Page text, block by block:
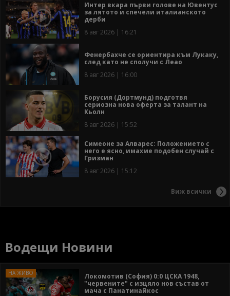
Интер вкара първи голове на Ювентус
за лятото и спечели италианското
дерби
8 авг 2026 | 16:21
Фенербахче се ориентира към Лукаку,
след като не сполучи с Леао
8 авг 2026 | 16:00
Борусия (Дортмунд) подготвя
сериозна нова оферта за талант на
Кьолн
8 авг 2026 | 15:52
Симеоне за Алварес: Положението с
него е ясно, имахме подобен случай с
Гризман
8 авг 2026 | 15:12
Виж всички
Водещи Новини
Локомотив (София) 0:0 ЦСКА 1948,
"червените" с изцяло нов състав от
мача с Панатинайкос